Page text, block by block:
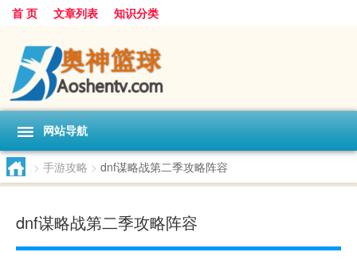
首 页 文章列表 知识分类
网站导航
> 手游攻略 > dnf谋略战第二季攻略阵容
dnf谋略战第二季攻略阵容